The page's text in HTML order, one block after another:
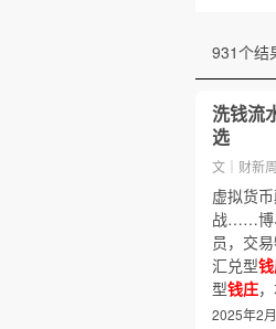
931个结
洗钱流
选
文｜财新
虚拟货
战……博
员，交
汇兑型
型钱庄
2025年2